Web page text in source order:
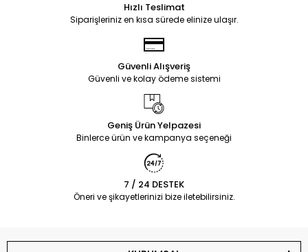
Hızlı Teslimat
Siparişleriniz en kısa sürede elinize ulaşır.
Güvenli Alışveriş
Güvenli ve kolay ödeme sistemi
Geniş Ürün Yelpazesi
Binlerce ürün ve kampanya seçeneği
7 / 24 DESTEK
Öneri ve şikayetlerinizi bize iletebilirsiniz.